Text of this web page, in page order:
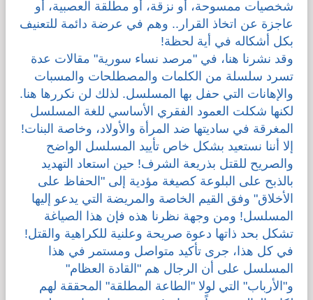
شخصيات ممسوحة، أو نزقة، أو مطلقة العصبية، أو
عاجزة عن اتخاذ القرار.. وهم في عرضة دائمة للتعنيف
بكل أشكاله في أية لحظة!
وقد نشرنا هنا، في "مرصد نساء سورية" مقالات عدة
تسرد سلسلة من الكلمات والمصطلحات والمسبات
والإهانات التي حفل بها المسلسل. لذلك لن نكررها هنا.
لكنها شكلت العمود الفقري الأساسي للغة المسلسل
المغرقة في ساديتها ضد المرأة والأولاد، وخاصة البنات!
إلا أننا نستعيد بشكل خاص تأييد المسلسل الواضح
والصريح للقتل بذريعة الشرف! حين استعاد التهديد
بالذبح على البلوعة كصيغة مؤدية إلى "الحفاظ على
الأخلاق" وفق القيم الخاصة والمريضة التي يدعو إليها
المسلسل! ومن وجهة نظرنا هذه فإن هذا الصياغة
تشكل بحد ذاتها دعوة صريحة وعلنية للكراهية والقتل!
في كل هذا، جرى تأكيد متواصل ومستمر في هذا
المسلسل على أن الرجال هم "القادة العظام"
و"الأرباب" التي لولا "الطاعة المطلقة" المحققة لهم